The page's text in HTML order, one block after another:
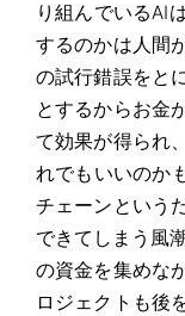
り組んでいるAI
するのかは人間
の試行錯誤をと
とするからお金
て効果が得られ
れでもいいのか
チェーンという
できてしまう風
の資金を集めな
ロジェクトも後